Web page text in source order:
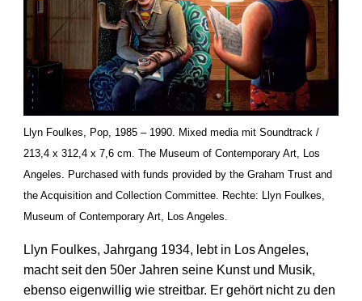
Llyn Foulkes, Pop, 1985 – 1990. Mixed media mit Soundtrack /
213,4 x 312,4 x 7,6 cm. The Museum of Contemporary Art, Los
Angeles. Purchased with funds provided by the Graham Trust and
the Acquisition and Collection Committee. Rechte: Llyn Foulkes,
Museum of Contemporary Art, Los Angeles.
Llyn Foulkes, Jahrgang 1934, lebt in Los Angeles,
macht seit den 50er Jahren seine Kunst und Musik,
ebenso eigenwillig wie streitbar. Er gehört nicht zu den